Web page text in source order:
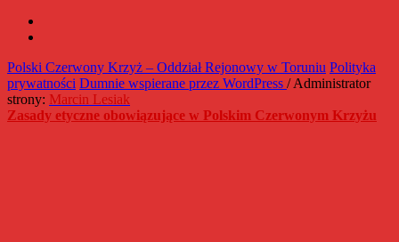
Polski Czerwony Krzyż – Oddział Rejonowy w Toruniu Polityka
prywatności Dumnie wspierane przez WordPress / Administrator
strony: Marcin Lesiak
Zasady etyczne obowiązujące w Polskim Czerwonym Krzyżu